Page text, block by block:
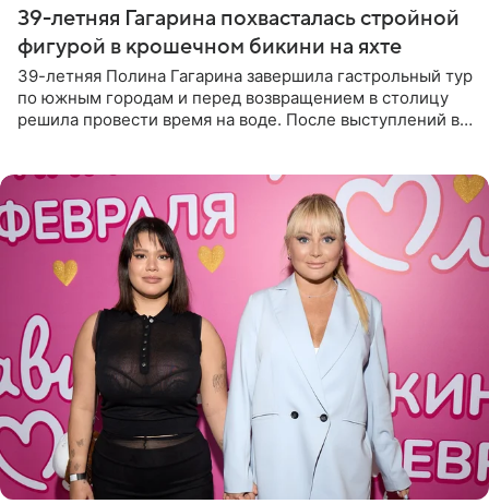
39-летняя Гагарина похвасталась стройной
фигурой в крошечном бикини на яхте
39-летняя Полина Гагарина завершила гастрольный тур
по южным городам и перед возвращением в столицу
решила провести время на воде. После выступлений в